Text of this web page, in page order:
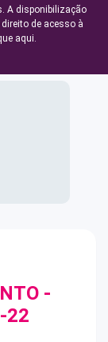
A disponibilização
de acesso à
aqui.
-
22